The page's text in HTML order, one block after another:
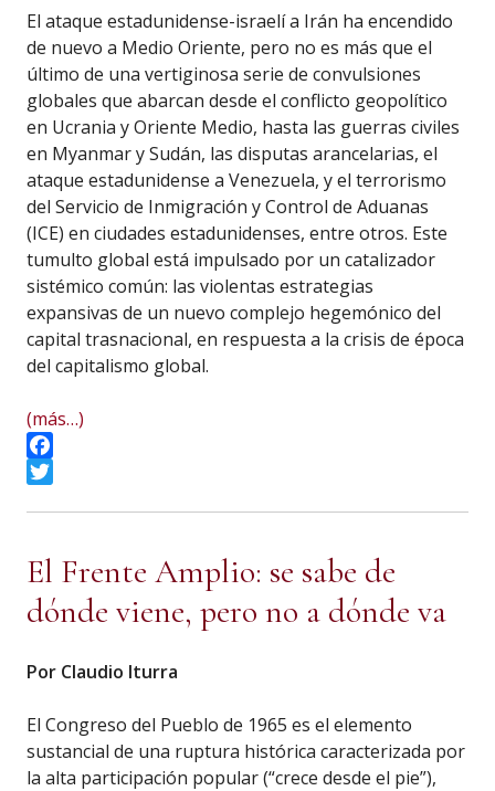
El ataque estadunidense-israelí a Irán ha encendido
de nuevo a Medio Oriente, pero no es más que el
último de una vertiginosa serie de convulsiones
globales que abarcan desde el conflicto geopolítico
en Ucrania y Oriente Medio, hasta las guerras civiles
en Myanmar y Sudán, las disputas arancelarias, el
ataque estadunidense a Venezuela, y el terrorismo
del Servicio de Inmigración y Control de Aduanas
(ICE) en ciudades estadunidenses, entre otros. Este
tumulto global está impulsado por un catalizador
sistémico común: las violentas estrategias
expansivas de un nuevo complejo hegemónico del
capital trasnacional, en respuesta a la crisis de época
del capitalismo global.
(más…)
Facebook
El Frente Amplio: se sabe de
dónde viene, pero no a dónde va
Por Claudio Iturra
El Congreso del Pueblo de 1965 es el elemento
sustancial de una ruptura histórica caracterizada por
la alta participación popular (“crece desde el pie”),